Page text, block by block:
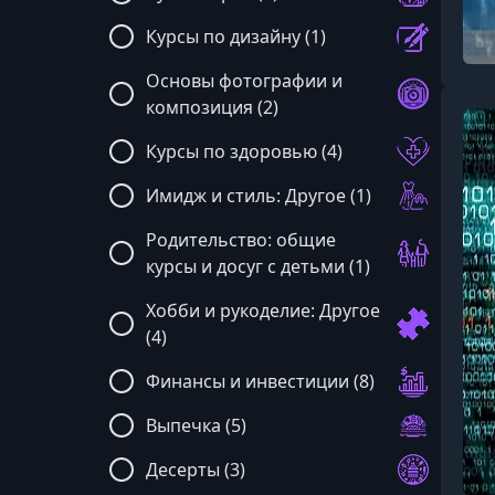
Курсы по дизайну (1)
Основы фотографии и
композиция (2)
Курсы по здоровью (4)
Имидж и стиль: Другое (1)
Родительство: общие
курсы и досуг с детьми (1)
Хобби и рукоделие: Другое
(4)
Финансы и инвестиции (8)
Выпечка (5)
Десерты (3)